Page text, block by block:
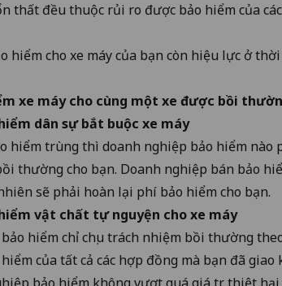
thất đều thuộc rủi ro được bảo hiểm của
hiểm cho xe máy của bạn còn hiệu lực ở
xe máy cho cùng một xe được bồi
dân sự bắt buộc xe máy
hiểm trùng thì doanh nghiệp bảo hiểm nào
thường cho bạn. Doanh nghiệp bán bảo
sẽ phải hoàn lại phí bảo hiểm cho bạn.
vật chất tự nguyện cho xe máy
hiểm chỉ chịu trách nhiệm bồi thường
của tất cả các hợp đồng mà bạn đã